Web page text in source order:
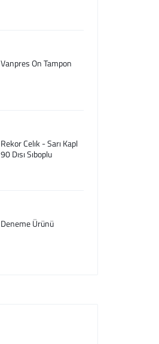
Vanpres On Tampon
Rekor Celık - Sarı Kapl
90 Dısı Sıboplu
Deneme Ürünü